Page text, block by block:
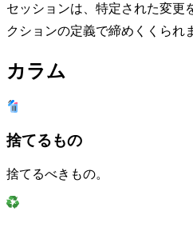
セッションは、特定された変更
クションの定義で締めくくられ
カラム
捨てるもの
捨てるべきもの。